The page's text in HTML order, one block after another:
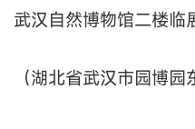
武汉自然博物馆二楼临
（湖北省武汉市园博园